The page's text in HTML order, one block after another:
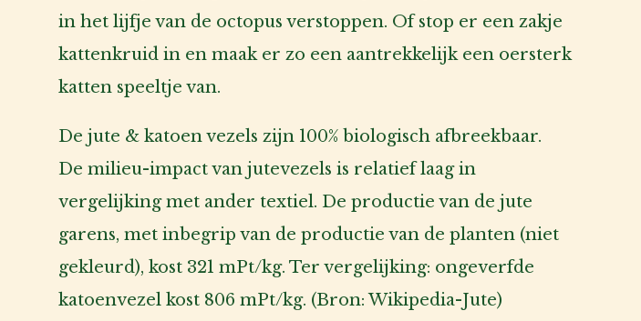
in het lijfje van de octopus verstoppen. Of stop er een zakje
kattenkruid in en maak er zo een aantrekkelijk een oersterk
katten speeltje van.
De jute & katoen vezels zijn 100% biologisch afbreekbaar.
De milieu-impact van jutevezels is relatief laag in
vergelijking met ander textiel. De productie van de jute
garens, met inbegrip van de productie van de planten (niet
gekleurd), kost 321 mPt/kg. Ter vergelijking: ongeverfde
katoenvezel kost 806 mPt/kg. (Bron:Wikipedia-Jute)